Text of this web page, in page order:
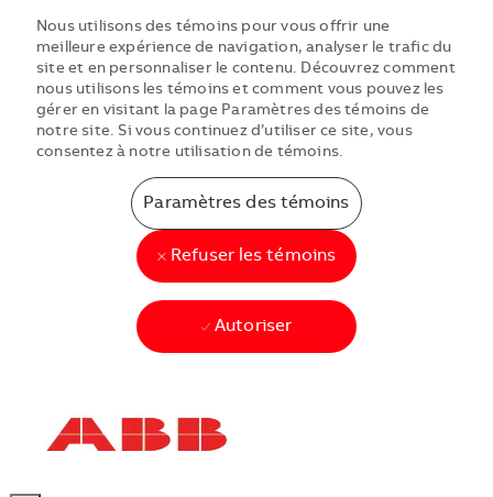
Nous utilisons des témoins pour vous offrir une
meilleure expérience de navigation, analyser le trafic du
site et en personnaliser le contenu. Découvrez comment
nous utilisons les témoins et comment vous pouvez les
gérer en visitant la page Paramètres des témoins de
notre site. Si vous continuez d’utiliser ce site, vous
consentez à notre utilisation de témoins.
Paramètres des témoins
Refuser les témoins
Autoriser